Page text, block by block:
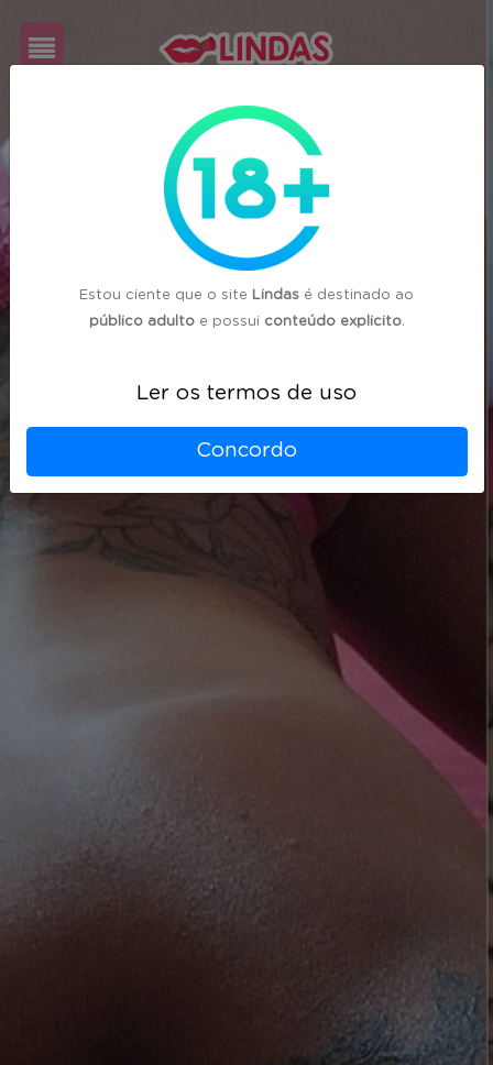
Estou ciente que o site Lindas é destinado ao
público adultoe possui conteúdo explicito.
Ler os termos de uso
Concordo